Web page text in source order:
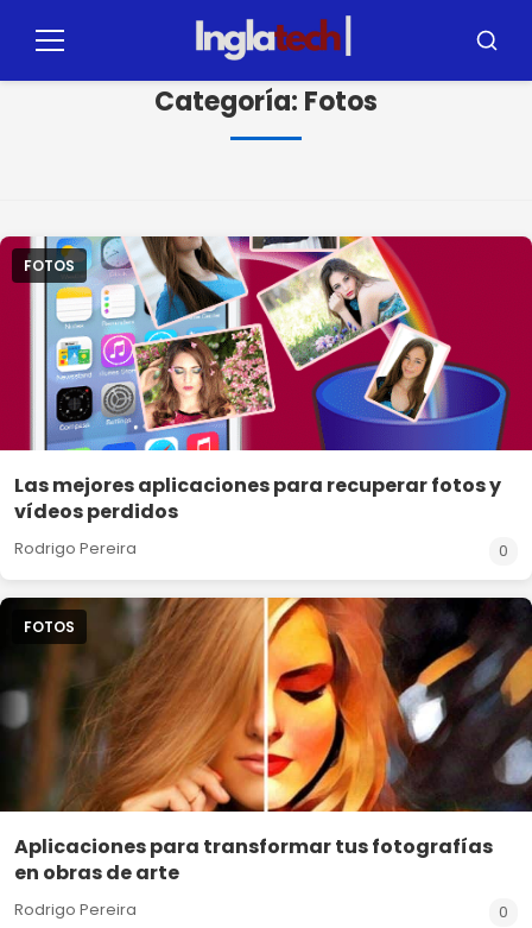
paraMenú
Categoría: Fotos
FOTOS
Las mejores aplicaciones para recuperar fotos y
vídeos perdidos
Rodrigo Pereira 0
FOTOS
Aplicaciones para transformar tus fotografías
en obras de arte
Rodrigo Pereira 0